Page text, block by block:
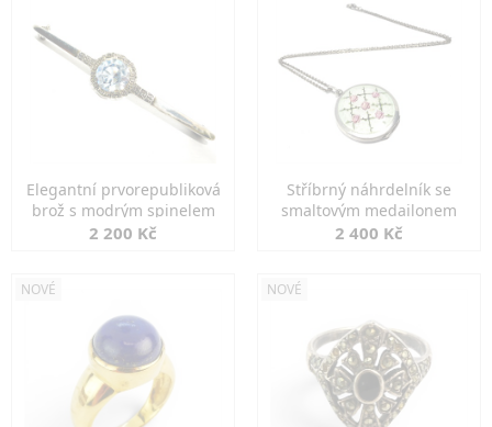
Elegantní prvorepubliková
brož s modrým spinelem
2 200 Kč
Stříbrný náhrdelník se
smaltovým medailonem
2 400 Kč
NOVÉ NOVÉ